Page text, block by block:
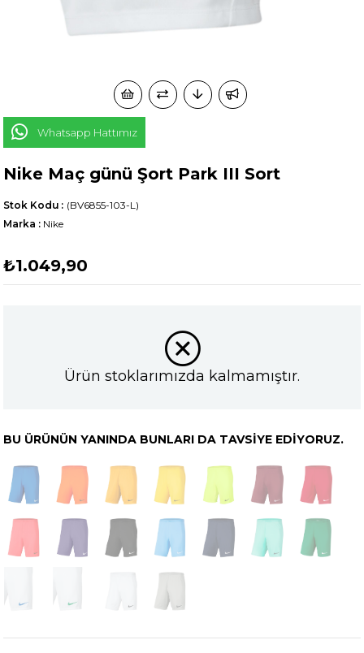
Whatsapp Hattımız
Nike Maç günü Şort Park III Sort
(BV6855-103-L)
Stok Kodu
Marka : Nike
₺1.049,90
Ürün stoklarımızda kalmamıştır.
BU ÜRÜNÜN YANINDA BUNLARI DA TAVSIYE EDIYORUZ.